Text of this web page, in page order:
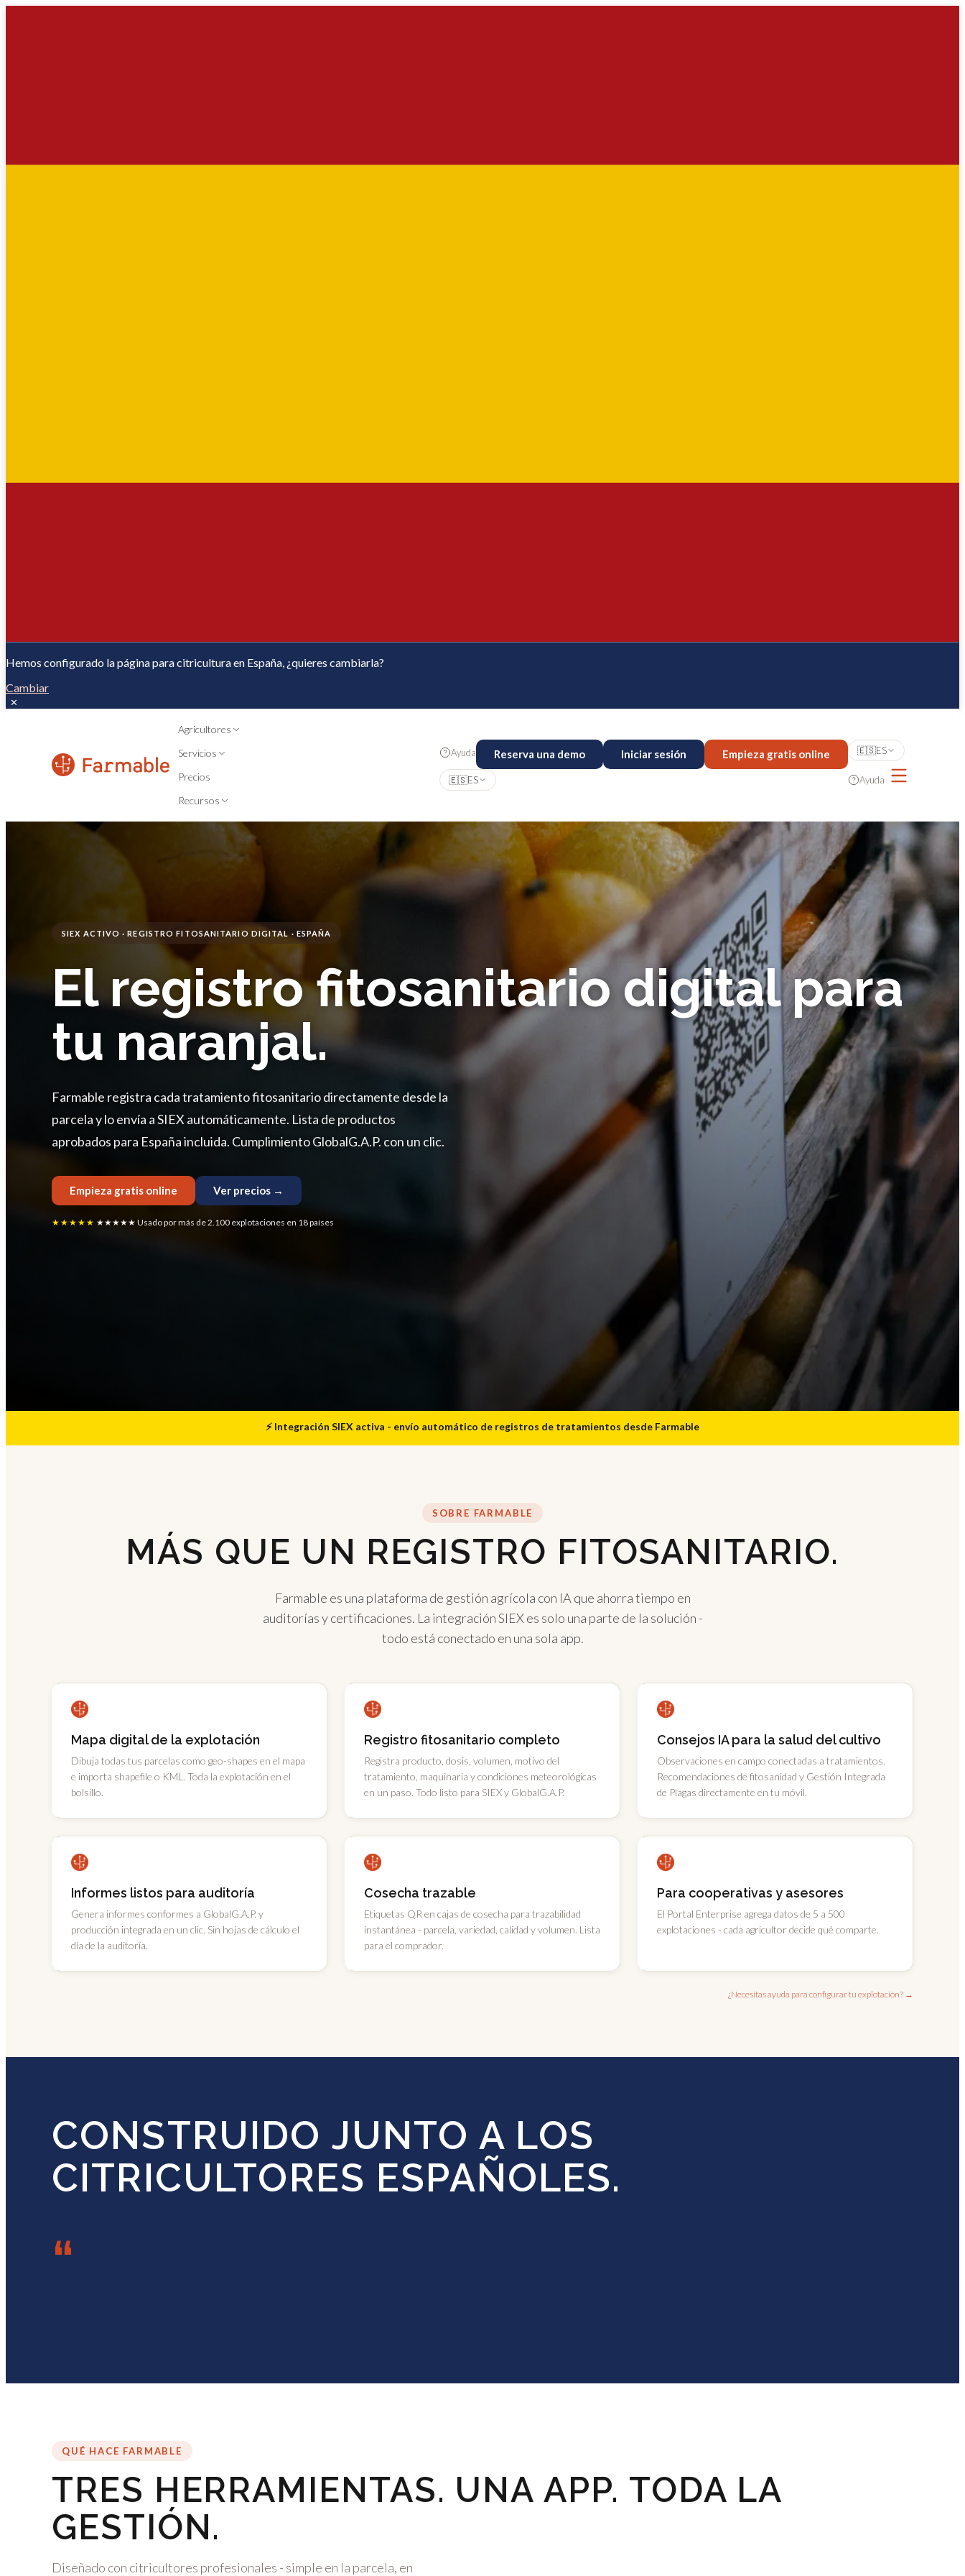
Hemos configurado la página para citricultura en España, ¿quieres cambiarla?
Cambiar
✕
Agricultores
Servicios
Precios
Recursos
Ayuda Reserva una demo Iniciar sesión Empieza gratis online
🇪🇸ES
🇪🇸ES
Ayuda
SIEX ACTIVO · REGISTRO FITOSANITARIO DIGITAL · ESPAÑA
El registro fitosanitario digital para
tu naranjal.
Farmable registra cada tratamiento fitosanitario directamente desde la
parcela y lo envía a SIEX automáticamente. Lista de productos
aprobados para España incluida. Cumplimiento GlobalG.A.P. con un clic.
Empieza gratis online Ver precios →
★★★★★ ★★★★★ Usado por más de 2.100 explotaciones en 18 países
⚡ Integración SIEX activa - envío automático de registros de tratamientos desde Farmable
SOBRE FARMABLE
MÁS QUE UN REGISTRO FITOSANITARIO.
Farmable es una plataforma de gestión agrícola con IA que ahorra tiempo en
auditorías y certificaciones. La integración SIEX es solo una parte de la solución -
todo está conectado en una sola app.
Mapa digital de la explotación
Dibuja todas tus parcelas como geo-shapes en el mapa
e importa shapefile o KML. Toda la explotación en el
bolsillo.
Registro fitosanitario completo
Registra producto, dosis, volumen, motivo del
tratamiento, maquinaria y condiciones meteorológicas
en un paso. Todo listo para SIEX y GlobalG.A.P.
Consejos IA para la salud del cultivo
Observaciones en campo conectadas a tratamientos.
Recomendaciones de fitosanidad y Gestión Integrada
de Plagas directamente en tu móvil.
Informes listos para auditoría
Genera informes conformes a GlobalG.A.P. y
producción integrada en un clic. Sin hojas de cálculo el
día de la auditoría.
Cosecha trazable
Etiquetas QR en cajas de cosecha para trazabilidad
instantánea - parcela, variedad, calidad y volumen. Lista
para el comprador.
Para cooperativas y asesores
El Portal Enterprise agrega datos de 5 a 500
explotaciones - cada agricultor decide qué comparte.
¿Necesitas ayuda para configurar tu explotación? →
CONSTRUIDO JUNTO A LOS
CITRICULTORES ESPAÑOLES.
“
QUÉ HACE FARMABLE
TRES HERRAMIENTAS. UNA APP. TODA LA
GESTIÓN.
Diseñado con citricultores profesionales - simple en la parcela, en